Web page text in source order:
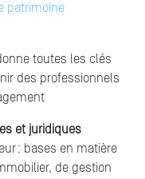
patrimoine
toutes les clés
des professionnels
et juridiques
: bases en matière
de gestion